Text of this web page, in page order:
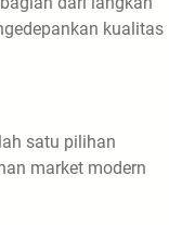
kualitas
satu pilihan
market modern